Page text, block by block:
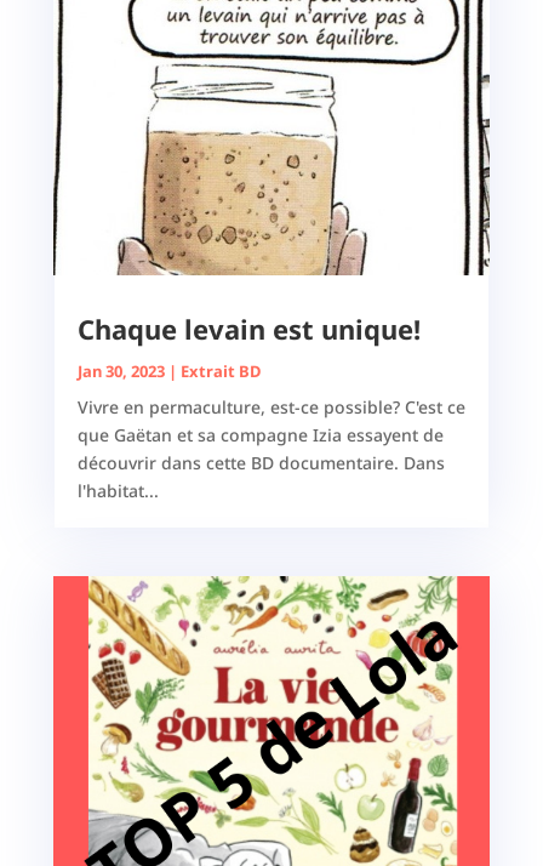
Chaque levain est unique!
Jan 30, 2023| Extrait BD
Vivre en permaculture, est-ce possible? C'est ce
que Gaëtan et sa compagne Izia essayent de
découvrir dans cette BD documentaire. Dans
l'habitat...